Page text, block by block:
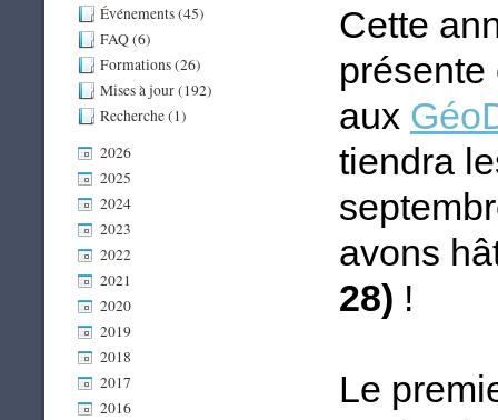
Événements (45)
FAQ (6)
Formations (26)
Mises à jour (192)
Recherche (1)
2026
2025
2024
2023
2022
2021
2020
2019
2018
2017
2016
Cette
aux
tiendra
avons
28) !
Le